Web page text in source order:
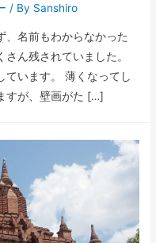
/ By Sanshiro
、名前もわからなかった
ん残されていました。
ています。 薄くなってし
すが、壁画がた […]